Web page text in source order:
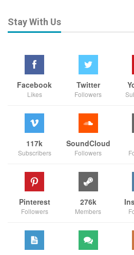
Stay With Us
Facebook
Likes
Twitter
Followers
117k
Subscribers
SoundCloud
Followers
Pinterest
Followers
276k
Members